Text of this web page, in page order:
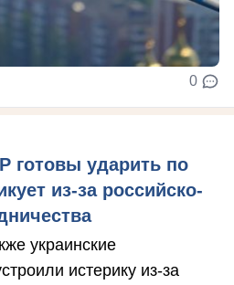
0
готовы ударить по
из-за российско-
украинские
истерику из-за